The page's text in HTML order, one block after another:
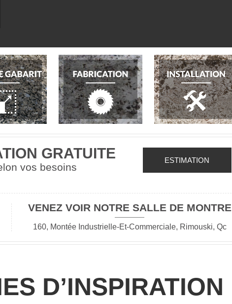
GRATUITE
vos besoins
ESTIMATION
VENEZ VOIR NOTRE SALLE DE MONTRE
160, Montée Industrielle-Et-Commerciale, Rimouski, Qc
D’INSPIRATION